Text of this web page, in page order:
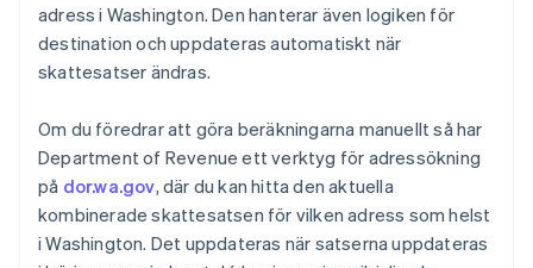
adress i Washington. Den hanterar även logiken för
destination och uppdateras automatiskt när
skattesatser ändras.
Om du föredrar att göra beräkningarna manuellt så har
Department of Revenue ett verktyg för adressökning
på dor.wa.gov, där du kan hitta den aktuella
kombinerade skattesatsen för vilken adress som helst
i Washington. Det uppdateras när satserna uppdateras